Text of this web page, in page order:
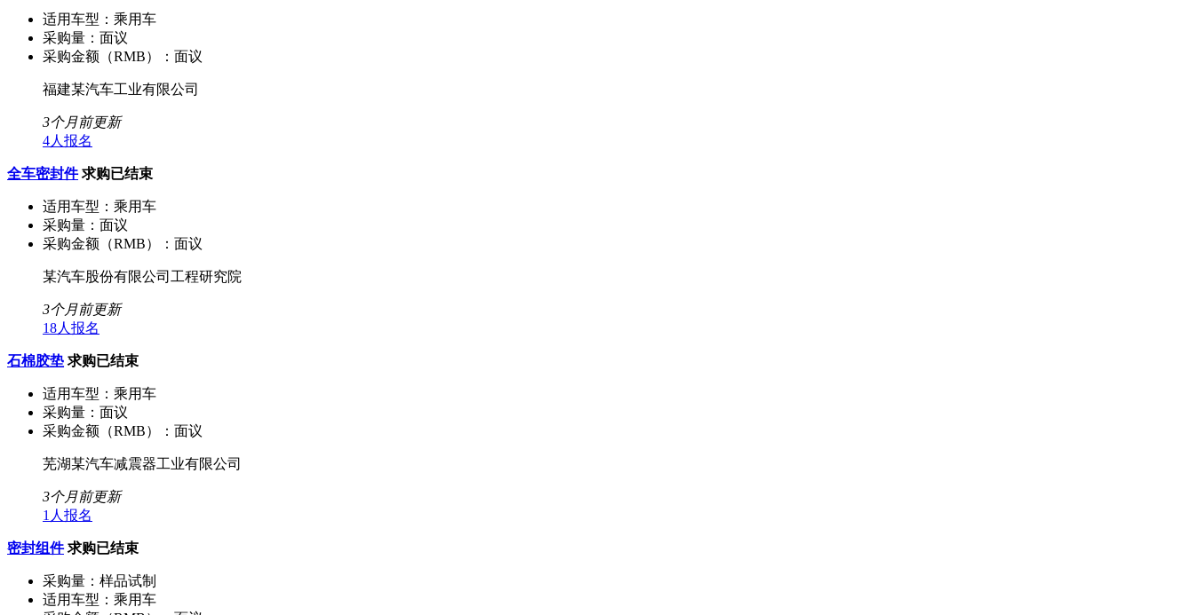
适用车型： 乘用车
采购量： 面议
采购金额（RMB）： 面议
福建某汽车工业有限公司
3个月前更新
4人报名
全车密封件 求购已结束
适用车型： 乘用车
采购量： 面议
采购金额（RMB）： 面议
某汽车股份有限公司工程研究院
3个月前更新
18人报名
石棉胶垫 求购已结束
适用车型： 乘用车
采购量： 面议
采购金额（RMB）： 面议
芜湖某汽车减震器工业有限公司
3个月前更新
1人报名
密封组件 求购已结束
采购量： 样品试制
适用车型： 乘用车